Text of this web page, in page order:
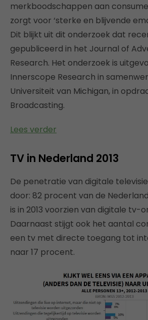
merkboodschappen aan
zorgt voor ‘sterke en blijvende
Dit blijkt uit dit onderzoek dat
gepubliceerd in het Journal of
Research. Het onderzoek is
Innerscope Research in
Universiteit van Michigan, in
Broadcasting.
Lees verder
TV in Nederland 2013
De penetratie van digitale
door: 82 procent van de
is in 2013 voorzien van digitale tv-
Daarnaast stijgt ook het aantal
een tv met directe toegang tot
naar 17 procent.